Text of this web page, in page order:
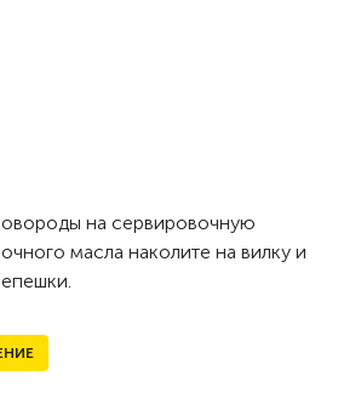
на сервировочную
масла наколите на вилку и